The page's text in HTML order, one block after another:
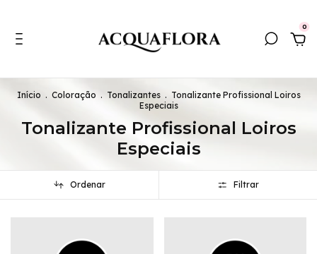
0
Início . Coloração . Tonalizantes . Tonalizante Profissional Loiros
Especiais
Tonalizante Profissional Loiros
Especiais
Ordenar Filtrar